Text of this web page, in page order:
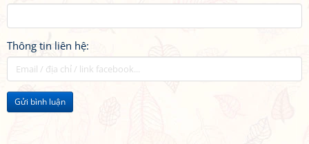
Thông tin liên hệ:
Gửi bình luận